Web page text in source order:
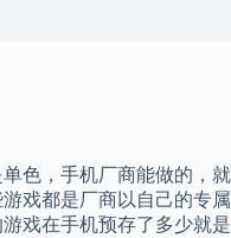
色，手机厂商能做的，就
戏都是厂商以自己的专属
戏在手机预存了多少就是